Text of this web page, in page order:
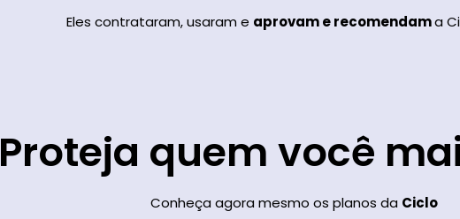
Eles contrataram, usaram e aprovam e recomendama
Proteja quem você
Conheça agora mesmo os planos da Ciclo